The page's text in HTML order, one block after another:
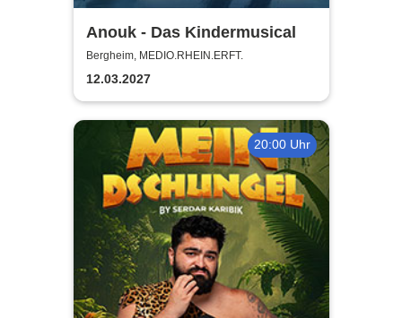
Anouk - Das Kindermusical
Bergheim, MEDIO.RHEIN.ERFT.
12.03.2027
20:00 Uhr